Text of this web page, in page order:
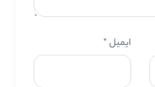
ایمیل*